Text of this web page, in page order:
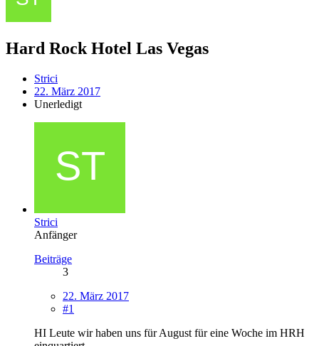
Hard Rock Hotel Las Vegas
Strici
22. März 2017
Unerledigt
Strici
Anfänger
Beiträge
3
22. März 2017
#1
HI Leute wir haben uns für August für eine Woche im HRH